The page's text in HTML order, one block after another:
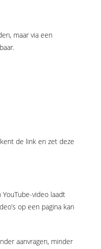
maar via een
de link en zet deze
video laadt
op een pagina kan
aanvragen, minder